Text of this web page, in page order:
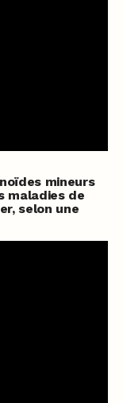
mineurs
maladies de
selon une